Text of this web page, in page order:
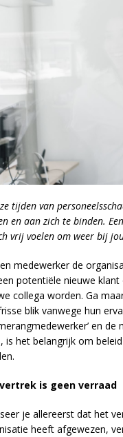
tijden van
en aan zich te binden.
vrij voelen om weer bij
medewerker de
potentiële nieuwe
collega worden. Ga
blik vanwege hun
en
is het belangrijk om
is geen verraad
je allereerst dat het
heeft afgewezen,